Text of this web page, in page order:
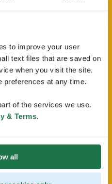
to improve your user
text files that are saved on
when you visit the site.
preferences at any time.
of the services we use.
& Terms.
all